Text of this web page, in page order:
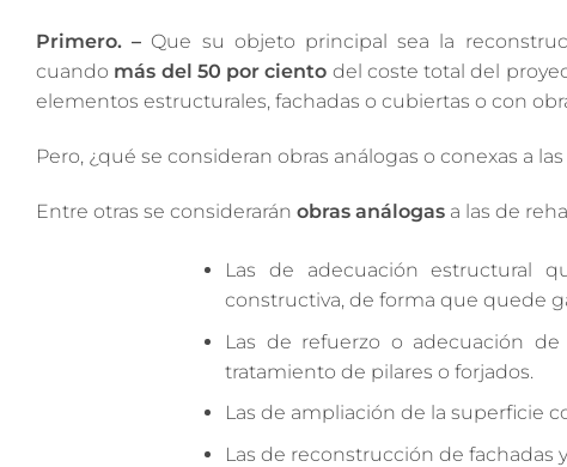
Primero. – Que su objeto principal sea la
cuando más del 50 por ciento del coste total del
elementos estructurales, fachadas o cubiertas o con
Pero, ¿qué se consideran obras análogas o conexas a
Entre otras se considerarán obras análogas a las de
Las de adecuación estructural
constructiva, de forma que quede
Las de refuerzo o adecuación
tratamiento de pilares o forjados.
Las de ampliación de la superficie
Las de reconstrucción de fachadas